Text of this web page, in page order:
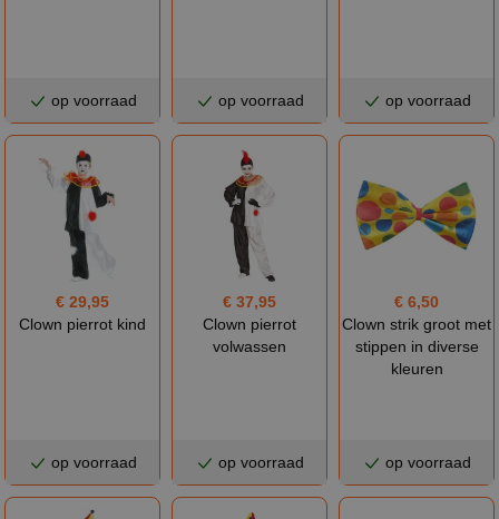
op voorraad op voorraad op voorraad
€ 29,95
Clown pierrot kind
op voorraad
€ 37,95
Clown pierrot
volwassen
op voorraad
€ 6,50
Clown strik groot met
stippen in diverse
kleuren
op voorraad